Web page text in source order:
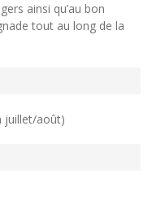
ainsi qu’au bon
tout au long de la
juillet/août)